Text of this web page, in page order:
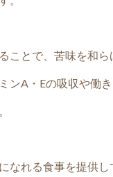
とで、苦味を和ら
A・Eの吸収や働
れる食事を提供し